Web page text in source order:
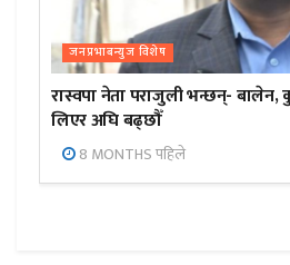
जनप्रभाबन्युज विशेष
रास्वपा नेता पराजुली भन्छन्-
लिएर अघि बढ्छौँ
8 MONTHS पहिले